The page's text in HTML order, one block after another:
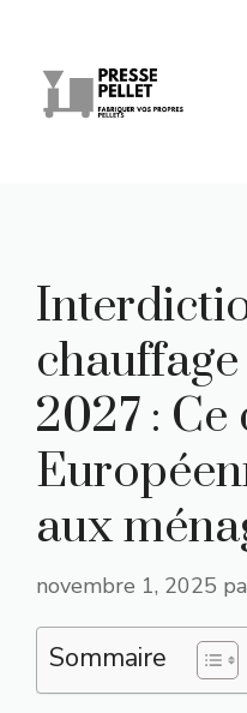
contenu
2027 : Ce
aux
novembre 1, 2025
Sommaire